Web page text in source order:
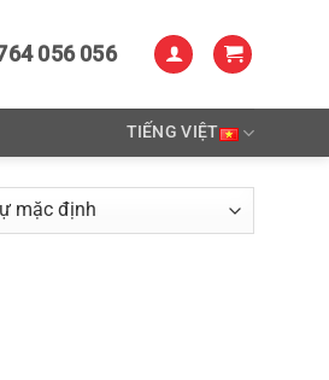
056 056
TIẾNG VIỆT